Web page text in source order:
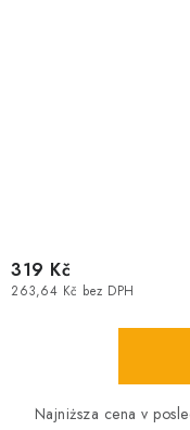
263,64 Kč bez DPH
319 Kč
Najniższa cena v